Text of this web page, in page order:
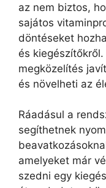
az nem biztos,
sajátos
döntéseket
és
megközelítés
és növelheti az
Ráadásul a
segíthetnek
amelyeket már
szedni egy